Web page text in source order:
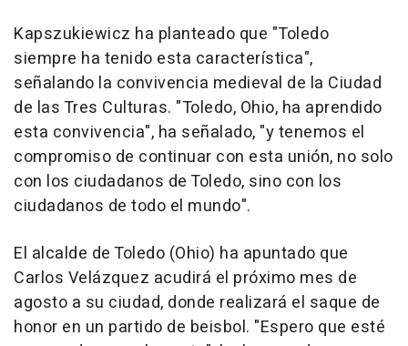
Kapszukiewicz ha planteado que "Toledo
siempre ha tenido esta característica",
señalando la convivencia medieval de la Ciudad
de las Tres Culturas. "Toledo, Ohio, ha aprendido
esta convivencia", ha señalado, "y tenemos el
compromiso de continuar con esta unión, no solo
con los ciudadanos de Toledo, sino con los
ciudadanos de todo el mundo".
El alcalde de Toledo (Ohio) ha apuntado que
Carlos Velázquez acudirá el próximo mes de
agosto a su ciudad, donde realizará el saque de
honor en un partido de beisbol. "Espero que esté